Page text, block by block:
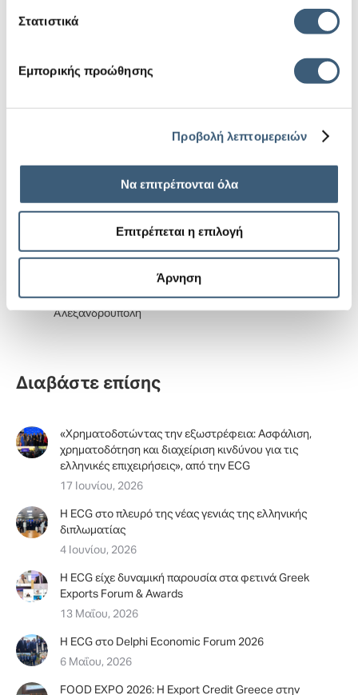
Στατιστικά
Εμπορικής προώθησης
Προβολή λεπτομερειών
Να επιτρέπονται όλα
Επιτρέπεται η επιλογή
Άρνηση
Πρόσκληση – Πρόγραμμα
Πρόσκληση – Πρόγραμμα
Πρόσκληση – Πρόγραμμα
Αλεξανδρούπολη
Διαβάστε επίσης
«Χρηματοδοτώντας την εξωστρέφεια: Ασφάλιση,
χρηματοδότηση και διαχείριση κινδύνου για τις
ελληνικές επιχειρήσεις», από την ΕCG
17 Ιουνίου, 2026
Η ECG στο πλευρό της νέας γενιάς της ελληνικής
διπλωματίας
4 Ιουνίου, 2026
H ECG είχε δυναμική παρουσία στα φετινά Greek
Exports Forum & Awards
13 Μαΐου, 2026
Η ΕCG στο Delphi Economic Forum 2026
6 Μαΐου, 2026
FOOD EXPO 2026: Η Export Credit Greece στην